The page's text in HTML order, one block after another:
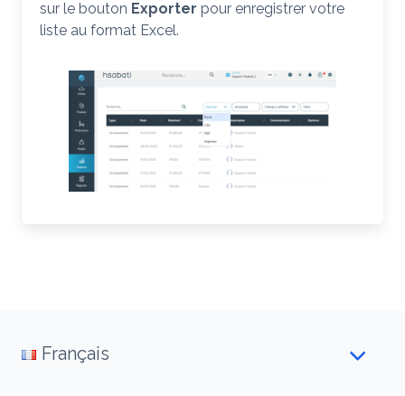
sur le bouton Exporter pour enregistrer votre
liste au format Excel.
Français